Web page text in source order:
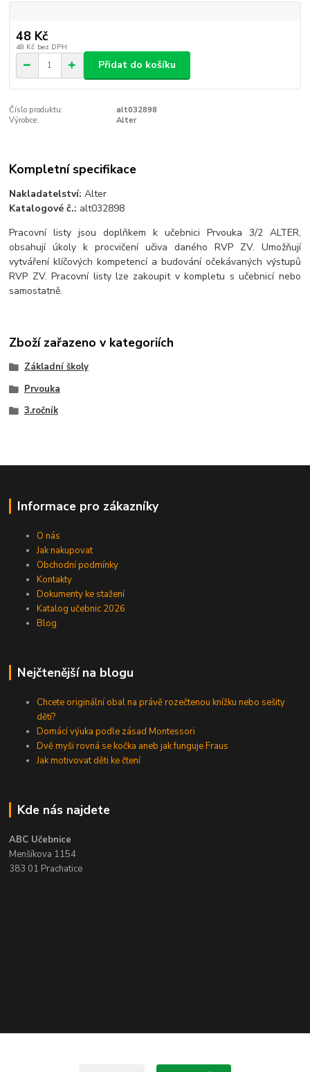
48 Kč
48 Kč bez DPH
Přidat do košíku
Číslo produktu:
alt032898
Výrobce:
Alter
Kompletní specifikace
Nakladatelství:Alter
Katalogové č.: alt032898
Pracovní listy jsou doplňkem k učebnici Prvouka 3/2 ALTER,
obsahují úkoly k procvičení učiva daného RVP ZV. Umožňují
vytváření klíčových kompetencí a budování očekávaných výstupů
RVP ZV. Pracovní listy lze zakoupit v kompletu s učebnicí nebo
samostatně.
Zboží zařazeno v kategoriích
Základní školy
Prvouka
3.ročník
Informace pro zákazníky
O nás
Jak nakupovat
Obchodní podmínky
Kontakty
Dokumenty ke stažení
Katalog učebnic 2026
Blog
Nejčtenější na blogu
Chcete originální obal na právě rozečtenou knížku nebo sešity
dětí?
Domácí výuka podle zásad Montessori
Dvě myši rovná se kočka aneb jak funguje Fraus
Jak motivovat děti ke čtení
Kde nás najdete
ABC Učebnice
Menšíkova 1154
383 01 Prachatice